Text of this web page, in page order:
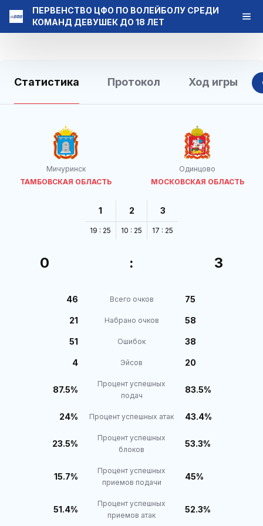
ПЕРВЕНСТВО ЦФО ПО ВОЛЕЙБОЛУ СРЕДИ
КОМАНД ДЕВУШЕК ДО 18 ЛЕТ
Статистика Протокол Ход игры
Мичуринск
ТАМБОВСКАЯ ОБЛАСТЬ
Одинцово
МОСКОВСКАЯ ОБЛАСТЬ
1
19 : 25
2
10 : 25
3
17 : 25
0 : 3
46 Всего очков 75
21 Набрано очков 58
51 Ошибок 38
4 Эйсов 20
87.5%
Процент успешных
подач
83.5%
24% Процент успешных атак 43.4%
23.5%
Процент успешных
блоков
53.3%
15.7%
Процент успешных
приемов подачи
45%
51.4%
Процент успешных
приемов атак
52.3%